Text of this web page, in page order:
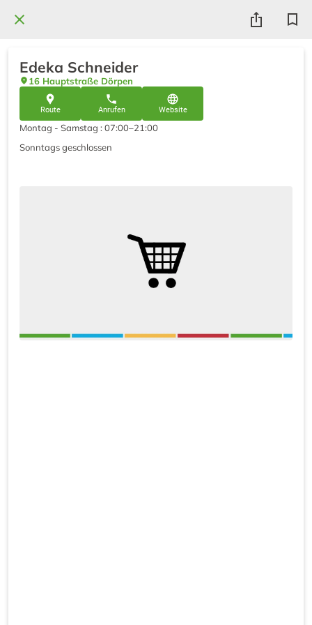
Edeka Schneider
16 Hauptstraße Dörpen
Route Anrufen Website
Montag - Samstag : 07:00–21:00
Sonntags geschlossen